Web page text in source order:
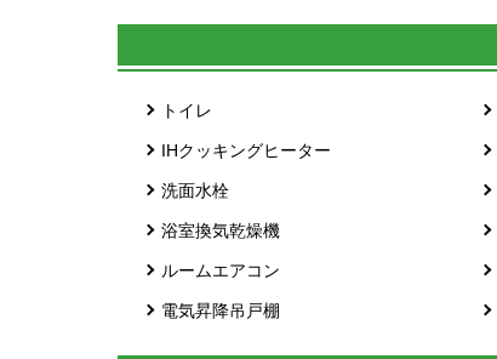
トイレ
IHクッキングヒーター
洗面水栓
浴室換気乾燥機
ルームエアコン
電気昇降吊戸棚